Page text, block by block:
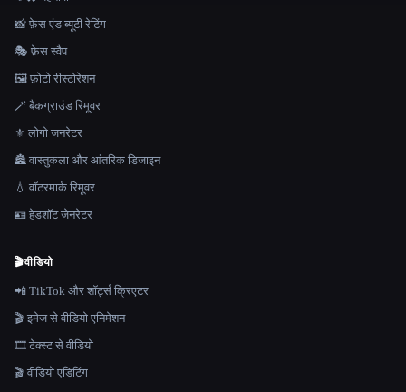
📸 फ़ेस एंड ब्यूटी रेटिंग
🎭 फ़ेस स्वैप
🖼️ फ़ोटो रीस्टोरेशन
🪄 बैकग्राउंड रिमूवर
⚜️ लोगो जनरेटर
🏯 वास्तुकला और आंतरिक डिजाइन
💧 वॉटरमार्क रिमूवर
🪪 हेडशॉट जेनरेटर
🎬वीडियो
📲 TikTok और शॉर्ट्स क्रिएटर
🎬 इमेज से वीडियो एनिमेशन
🎞️ टेक्स्ट से वीडियो
🎬 वीडियो एडिटिंग